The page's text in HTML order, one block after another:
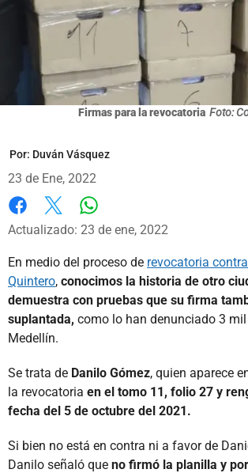
Firmas para la revocatoria Foto:
Por: Duván Vásquez
23 de Ene, 2022
Facebook
X
Actualizado: 23 de ene, 2022
En medio del proceso de revocatoria
Quintero, conocimos la historia de otro
demuestra con pruebas que su firma
suplantada, como lo han denunciado 3
Medellín.
Se trata de Danilo Gómez, quien aparece
la revocatoria en el tomo 11, folio 27 y
fecha del 5 de octubre del 2021.
Si bien no está en contra ni a favor de
Danilo señaló que no firmó la planilla y